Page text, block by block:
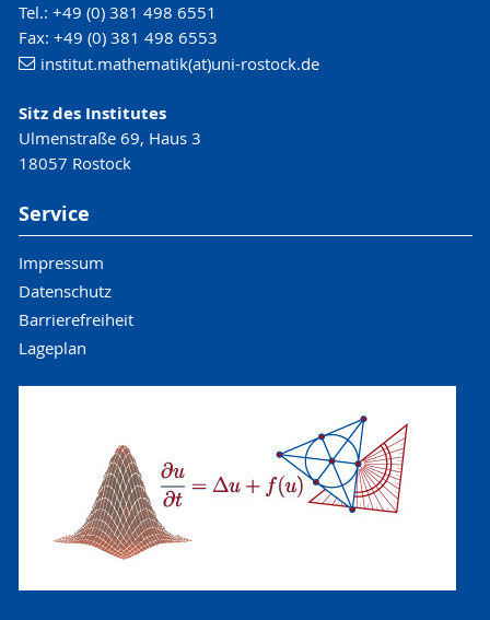
Tel.: +49 (0) 381 498 6551
Fax: +49 (0) 381 498 6553
institut.mathematik(at)uni-rostock.de
Sitz des Institutes
Ulmenstraße 69, Haus 3
18057 Rostock
Service
Impressum
Datenschutz
Barrierefreiheit
Lageplan